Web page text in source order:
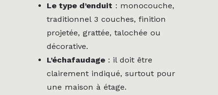
Le type d’enduit : monocouche,
traditionnel 3 couches, finition
projetée, grattée, talochée ou
décorative.
L’échafaudage : il doit être
clairement indiqué, surtout pour
une maison à étage.